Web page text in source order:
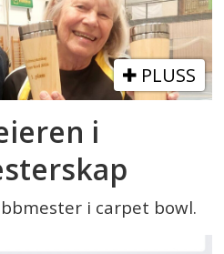
PLUSS
i
i carpet bowl.